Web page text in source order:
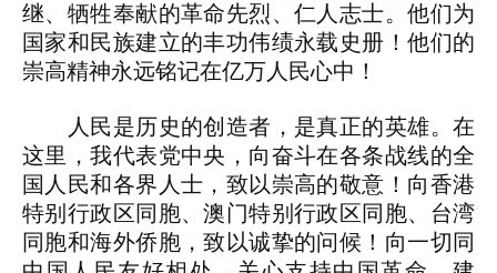
继、牺牲奉献的革命先烈、仁人志士。他们为
国家和民族建立的丰功伟绩永载史册！他们的
崇高精神永远铭记在亿万人民心中！
人民是历史的创造者，是真正的英雄。在
这里，我代表党中央，向奋斗在各条战线的全
国人民和各界人士，致以崇高的敬意！向香港
特别行政区同胞、澳门特别行政区同胞、台湾
同胞和海外侨胞，致以诚挚的问候！向一切同